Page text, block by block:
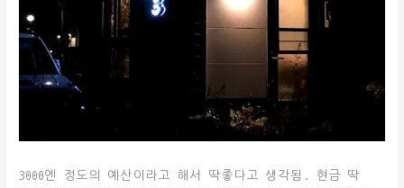
3000엔 정도의 예산이라고 해서 딱좋다고 생각됨. 현금 딱